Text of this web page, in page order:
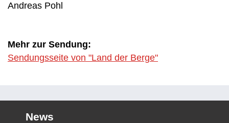
Andreas Pohl
Mehr zur Sendung:
Sendungsseite von "Land der Berge"
News